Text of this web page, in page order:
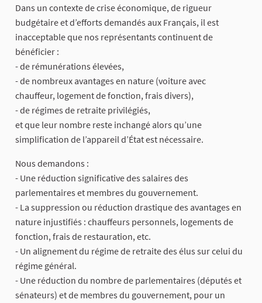
Dans un contexte de crise économique, de rigueur
budgétaire et d’efforts demandés aux Français, il est
inacceptable que nos représentants continuent de
bénéficier :
- de rémunérations élevées,
- de nombreux avantages en nature (voiture avec
chauffeur, logement de fonction, frais divers),
- de régimes de retraite privilégiés,
et que leur nombre reste inchangé alors qu’une
simplification de l’appareil d’État est nécessaire.
Nous demandons :
- Une réduction significative des salaires des
parlementaires et membres du gouvernement.
- La suppression ou réduction drastique des avantages en
nature injustifiés : chauffeurs personnels, logements de
fonction, frais de restauration, etc.
- Un alignement du régime de retraite des élus sur celui du
régime général.
- Une réduction du nombre de parlementaires (députés et
sénateurs) et de membres du gouvernement, pour un